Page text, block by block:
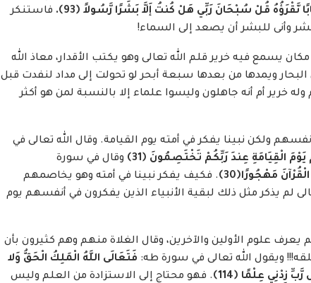
نَّقْرَؤُهُ قُلْ سُبْحَانَ رَبِّي هَلْ كُنتُ إَلاَّ بَشَرًا رَّسُولاً ﴿93﴾. فاستنكر
وأنى للبشر أن يصعد إلى السماء!
يسمع فيه خرير قلم الله تعالى وهو يكتب الأقدار، معاذ الله
ويمدها من بعدها سبعة أبحر لو تحولت إلى مداد لنفدت قبل
خرير أم أنه جاهلون وليسوا علماء إلا بالنسبة لمن هو أكثر
ولكن نبينا يفكر في أمته يوم القيامة. وقال الله تعالى في
يَوْمَ الْقِيَامَةِ عِندَ رَبِّكُمْ تَخْتَصِمُونَ ﴿31﴾ وقال في سورة
مَهْجُورًا﴿30﴾. فكيف يفكر نبينا في أمته وهو يخاصمهم
لم يذكر مثل ذلك لبقية الأنبياء الذين يفكرون في أنفسهم يوم
علوم الأولين والآخرين، وقال الغلاة منهم وهم كثيرون بأن
ويقول الله تعالى في سورة طه: فَتَعَالَى اللَّهُ الْمَلِكُ الْحَقُّ وَلا
زِدْنِي عِلْمًا ﴿114﴾. فهو محتاج إلى الاستزادة من العلم وليس